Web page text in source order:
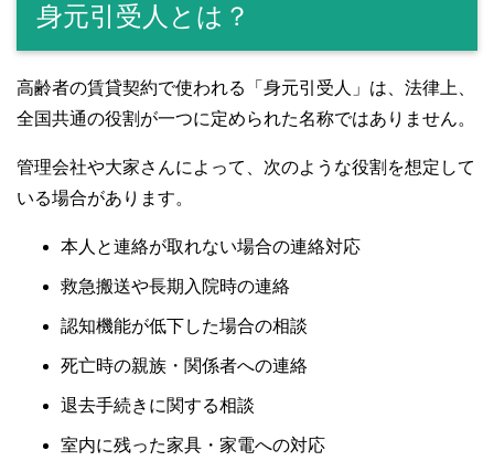
身元引受人とは？
高齢者の賃貸契約で使われる「身元引受人」は、法律上、
全国共通の役割が一つに定められた名称ではありません。
管理会社や大家さんによって、次のような役割を想定して
いる場合があります。
本人と連絡が取れない場合の連絡対応
救急搬送や長期入院時の連絡
認知機能が低下した場合の相談
死亡時の親族・関係者への連絡
退去手続きに関する相談
室内に残った家具・家電への対応